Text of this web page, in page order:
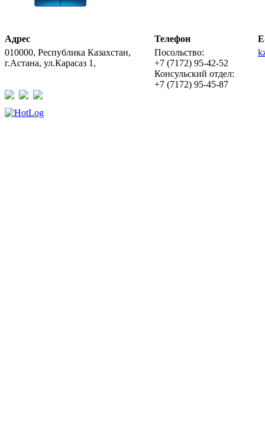
Адрес
010000, Республика Казахстан,
г.Астана, ул.Карасаз 1,
Телефон
Посольство:
+7 (7172) 95-42-52
Консульский отдел:
+7 (7172) 95-45-87